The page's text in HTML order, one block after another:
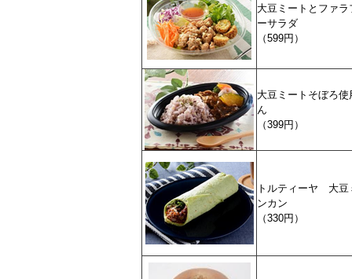
大豆ミートとファ
ーサラダ
（599円）
大豆ミートそぼろ
ん
（399円）
トルティーヤ 大豆
ンカン
（330円）